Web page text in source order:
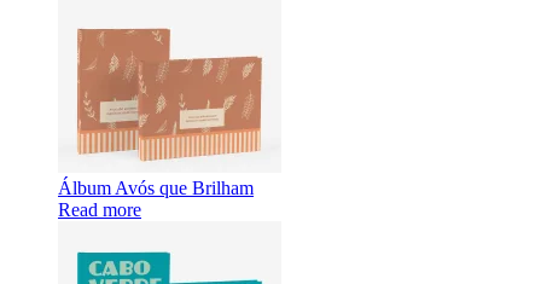
Álbum Avós que Brilham
Read more